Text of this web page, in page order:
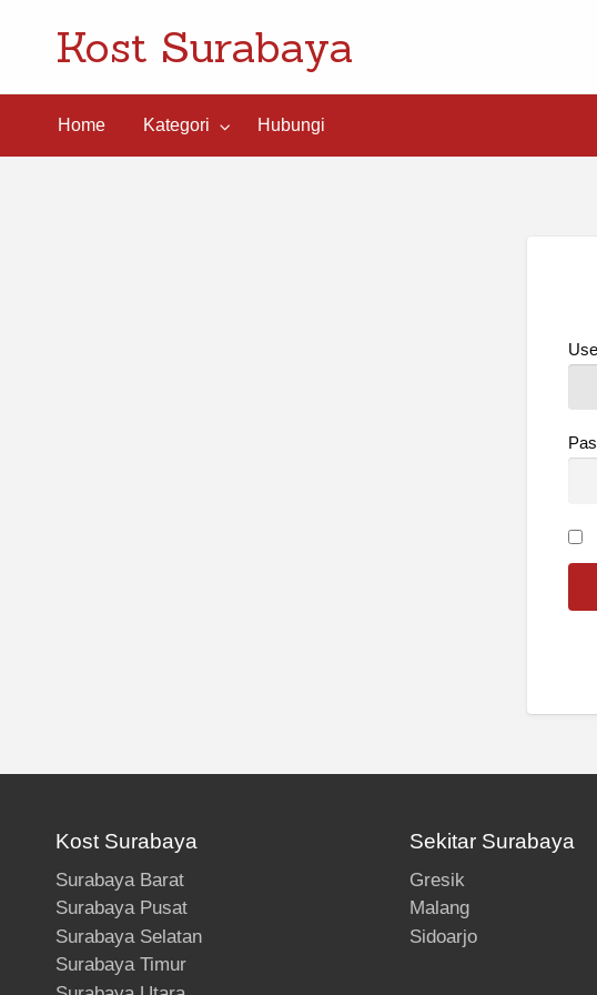
Kost Surabaya
Home Kategori Hubungi
Kost Surabaya
Surabaya Barat
Surabaya Pusat
Surabaya Selatan
Surabaya Timur
Sekitar Surabaya
Gresik
Malang
Sidoarjo